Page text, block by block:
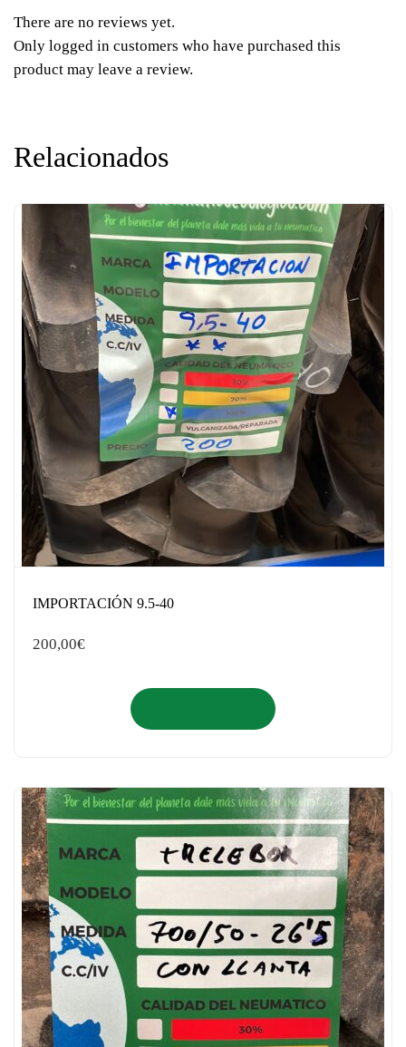
There are no reviews yet.
Only logged in customers who have purchased this
product may leave a review.
Relacionados
IMPORTACIÓN 9.5-40
200,00€